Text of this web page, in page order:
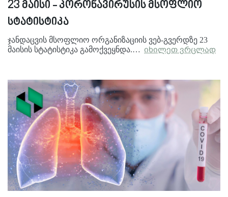
23 მაისი - კორონავირუსის მსოფლიო
სტატისტიკა
ჯანდაცვის მსოფლიო ორგანიზაციის ვებ-გვერდზე 23
მაისის სტატისტიკა გამოქვეყნდა.… იხილეთ ვრცლად